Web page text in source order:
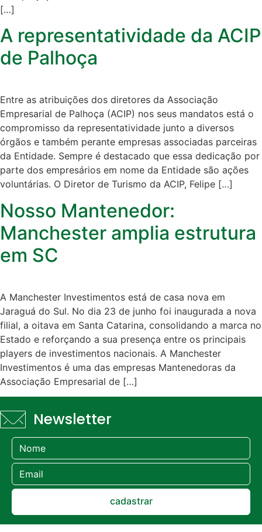
[…]
A representatividade da ACIP
de Palhoça
Entre as atribuições dos diretores da Associação
Empresarial de Palhoça (ACIP) nos seus mandatos está o
compromisso da representatividade junto a diversos
órgãos e também perante empresas associadas parceiras
da Entidade. Sempre é destacado que essa dedicação por
parte dos empresários em nome da Entidade são ações
voluntárias. O Diretor de Turismo da ACIP, Felipe […]
Nosso Mantenedor:
Manchester amplia estrutura
em SC
A Manchester Investimentos está de casa nova em
Jaraguá do Sul. No dia 23 de junho foi inaugurada a nova
filial, a oitava em Santa Catarina, consolidando a marca no
Estado e reforçando a sua presença entre os principais
players de investimentos nacionais. A Manchester
Investimentos é uma das empresas Mantenedoras da
Associação Empresarial de […]
Newsletter
cadastrar